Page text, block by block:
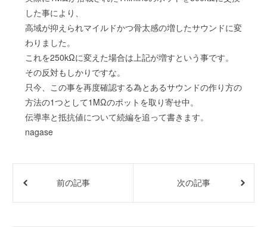
した事により、
高域が抑えられマイルドかつ骨太感の増したサウンドに変
わりました。
これを250kΩに変えた場合は上記が増すという事です。
その反対もしかりですな。
只今、この事を再度確認する為とあるサウンドの作り方の
方法の1つとして1MΩのポットを取り寄せ中。
伝導率と抵抗値について続編を追って書きます。
nagase
前の記事 次の記事